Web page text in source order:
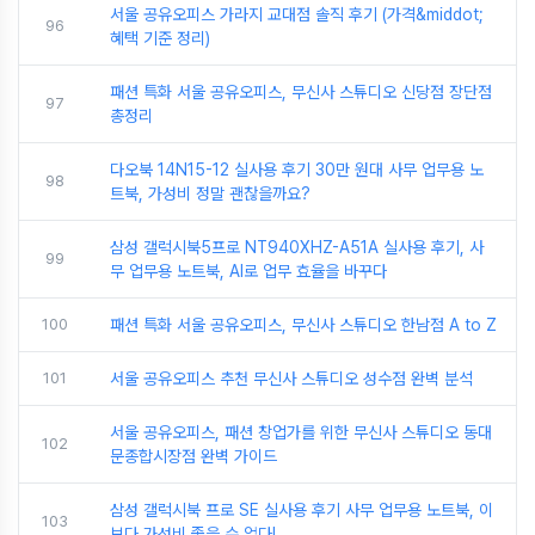
96
서울 공유오피스 가라지 교대점 솔직 후기 (가격&middot;
혜택 기준 정리)
97
패션 특화 서울 공유오피스, 무신사 스튜디오 신당점 장단점
총정리
98
다오북 14N15-12 실사용 후기 30만 원대 사무 업무용 노
트북, 가성비 정말 괜찮을까요?
99
삼성 갤럭시북5프로 NT940XHZ-A51A 실사용 후기, 사
무 업무용 노트북, AI로 업무 효율을 바꾸다
100 패션 특화 서울 공유오피스, 무신사 스튜디오 한남점 A to Z
101 서울 공유오피스 추천 무신사 스튜디오 성수점 완벽 분석
102
서울 공유오피스, 패션 창업가를 위한 무신사 스튜디오 동대
문종합시장점 완벽 가이드
103
삼성 갤럭시북 프로 SE 실사용 후기 사무 업무용 노트북, 이